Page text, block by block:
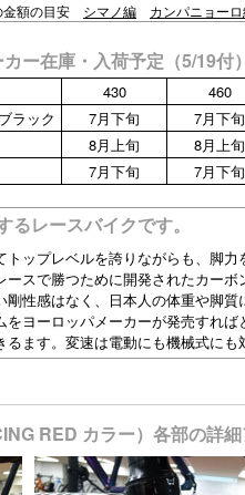
金額の目安 シマノ編 カンパニョー
ー在庫・入荷予定（5/19付）
430 460
ラック
7月下旬 7月下旬
8月上旬 8月上旬
7月下旬 7月下旬
レースバイクです。
ップレベルを誇りながらも、脚
スで勝つために開発されたカー
性感はなく、日本人の体重や脚
ヨーロッパメーカーが発売すれ
ます。変速は電動にも機械式にも
RED カラー）各部の詳